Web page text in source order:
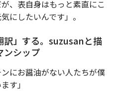
、表自身はもっと素直にこ
にしたいんです」。
訳」する。suzusanと描
ンシップ
ンにお醤油がない人たちが僕
す」